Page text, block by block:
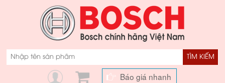
TÌM KIẾM
Báo giá nhanh